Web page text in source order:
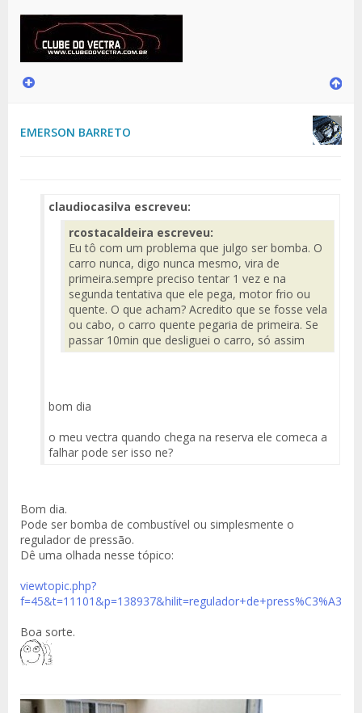
EMERSON BARRETO
claudiocasilva escreveu:
rcostacaldeira escreveu:
Eu tô com um problema que julgo ser bomba. O
carro nunca, digo nunca mesmo, vira de
primeira.sempre preciso tentar 1 vez e na
segunda tentativa que ele pega, motor frio ou
quente. O que acham? Acredito que se fosse vela
ou cabo, o carro quente pegaria de primeira. Se
passar 10min que desliguei o carro, só assim
bom dia
o meu vectra quando chega na reserva ele comeca a
falhar pode ser isso ne?
Bom dia.
Pode ser bomba de combustível ou simplesmente o
regulador de pressão.
Dê uma olhada nesse tópico:
viewtopic.php?
Boa sorte.